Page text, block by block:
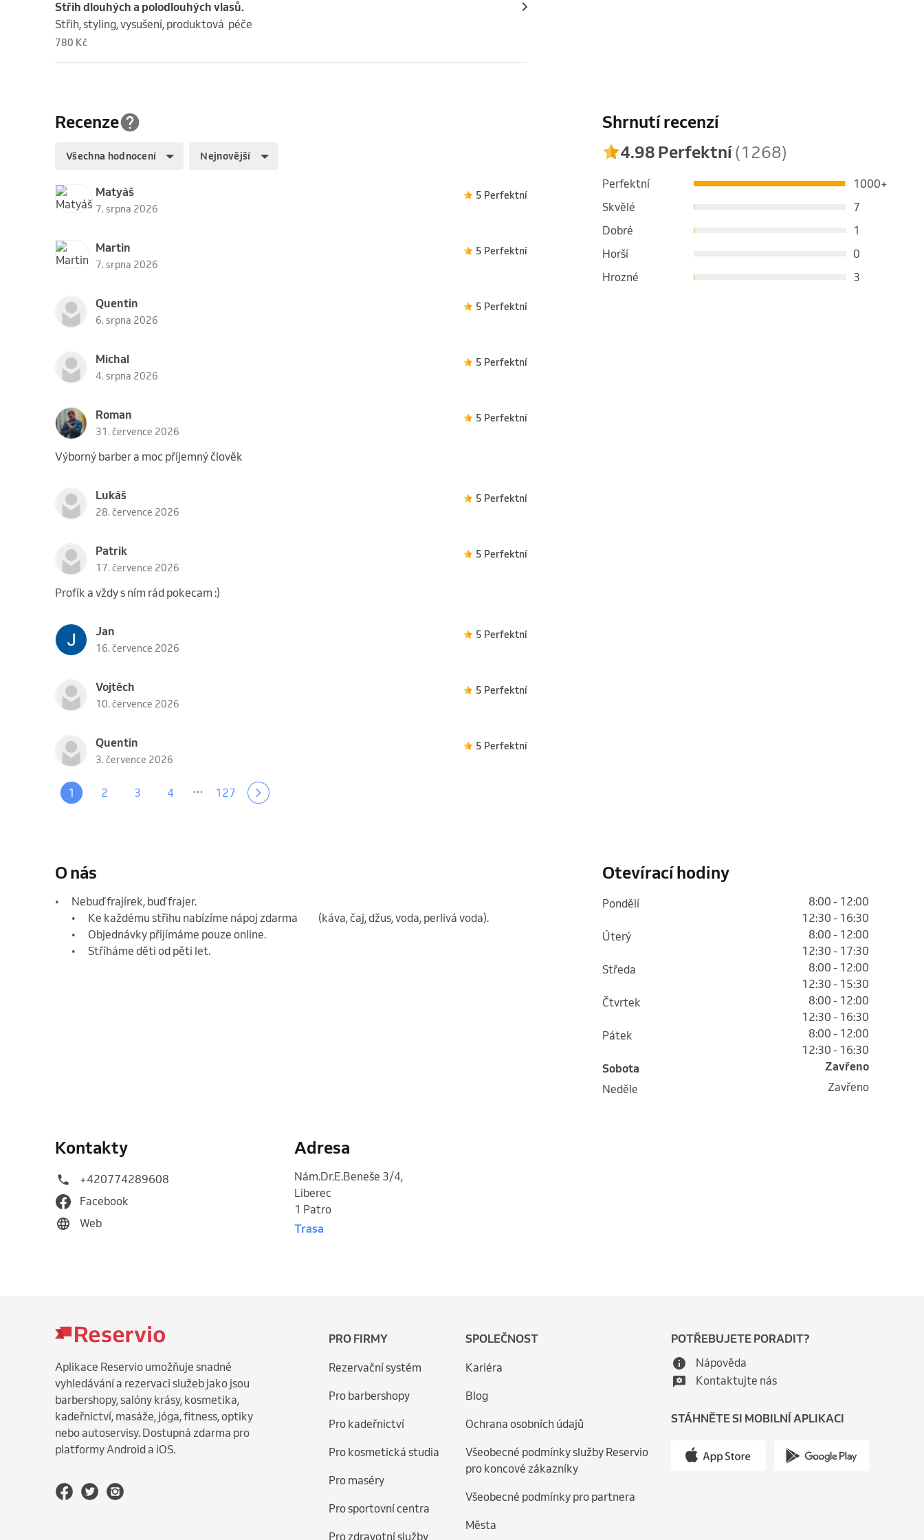
Střih dlouhých a polodlouhých vlasů.
Střih, styling, vysušení, produktová  péče
780 Kč
Recenze
Všechna hodnocení Nejnovější
Matyáš
7. srpna 2026
5 Perfektní
Martin
7. srpna 2026
5 Perfektní
Quentin
6. srpna 2026
5 Perfektní
Michal
4. srpna 2026
5 Perfektní
Roman
31. července 2026
5 Perfektní
Výborný barber a moc příjemný člověk
Lukáš
28. července 2026
5 Perfektní
Patrik
17. července 2026
5 Perfektní
Profík a vždy s ním rád pokecam :)
Jan
16. července 2026
5 Perfektní
Vojtěch
10. července 2026
5 Perfektní
Quentin
3. července 2026
5 Perfektní
1 2 3 4 … 127
Shrnutí recenzí
4.98 Perfektní(1268)
Perfektní
1000+
Skvělé
7
Dobré
1
Horší
0
Hrozné
3
O nás
•	Nebuď frajírek, buď frajer.
	•	Stříháme děti od pěti let.
Otevírací hodiny
pondělí
8:00 - 12:00
12:30 - 16:30
úterý
8:00 - 12:00
12:30 - 17:30
středa
8:00 - 12:00
12:30 - 15:30
čtvrtek
8:00 - 12:00
12:30 - 16:30
pátek
8:00 - 12:00
12:30 - 16:30
sobota
Zavřeno
neděle
Zavřeno
Kontakty
+420774289608
Facebook
Web
Adresa
Nám.Dr.E.Beneše 3/4,
Liberec
1 Patro
Trasa
Aplikace Reservio umožňuje snadné
vyhledávání a rezervaci služeb jako jsou
barbershopy, salóny krásy, kosmetika,
kadeřnictví, masáže, jóga, fitness, optiky
nebo autoservisy. Dostupná zdarma pro
platformy Android a iOS.
PRO FIRMY
Rezervační systém
Pro barbershopy
Pro kadeřnictví
Pro kosmetická studia
Pro maséry
Pro sportovní centra
Pro zdravotní služby
SPOLEČNOST
Kariéra
Blog
Ochrana osobních údajů
Všeobecné podmínky služby Reservio
pro koncové zákazníky
Všeobecné podmínky pro partnera
Města
POTŘEBUJETE PORADIT?
Nápověda
Kontaktujte nás
STÁHNĚTE SI MOBILNÍ APLIKACI